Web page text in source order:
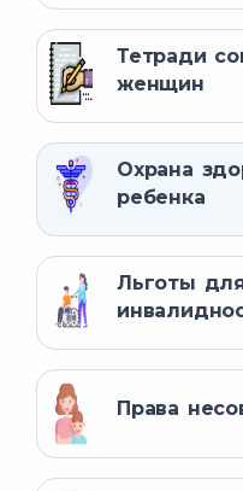
Тетради
женщин
Охрана
ребенка
Льготы
Права